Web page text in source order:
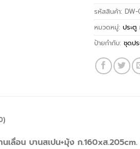
รหัสสินค้า:
หมวดหมู่:ประตู
ป้ายกำกับ:ชุดป
นเลื่อน บานสเปน+มุ้ง ก.160xส